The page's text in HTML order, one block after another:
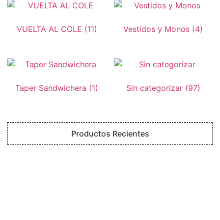
VUELTA AL COLE (11) Vestidos y Monos (4)
Taper Sandwichera (1) Sin categorizar (97)
Productos Recientes